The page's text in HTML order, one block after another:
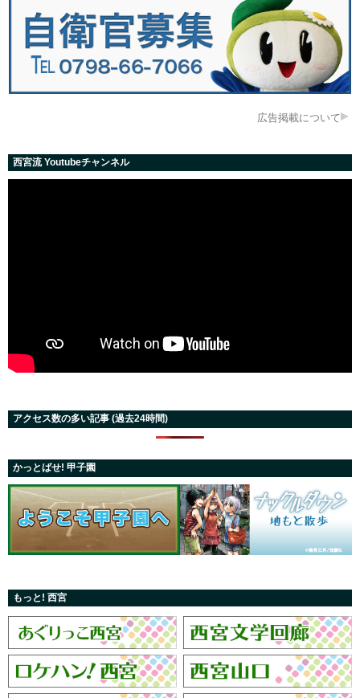
広告掲載について
西宮流 Youtubeチャンネル
アクセス数の多い記事 (過去24時間)
かっとばせ! 甲子園
もっと! 西宮